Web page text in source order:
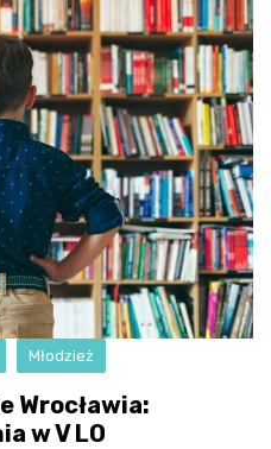
Młodzież
Wrocławia:
w V LO